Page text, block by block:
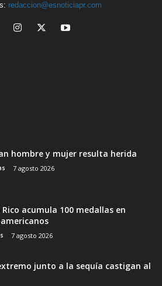
redaccion@esnoticiapr.com
hombre y mujer resulta herida
7 agosto 2026
acumula 100 medallas en
7 agosto 2026
junto a la sequía castigan al